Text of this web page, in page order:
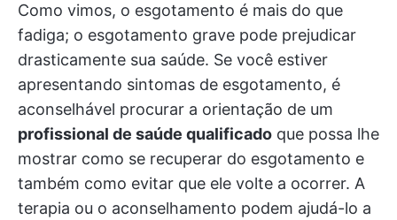
Como vimos, o esgotamento é mais do que
fadiga; o esgotamento grave pode prejudicar
drasticamente sua saúde. Se você estiver
apresentando sintomas de esgotamento, é
aconselhável procurar a orientação de um
profissional de saúde qualificado que possa lhe
mostrar como se recuperar do esgotamento e
também como evitar que ele volte a ocorrer. A
terapia ou o aconselhamento podem ajudá-lo a